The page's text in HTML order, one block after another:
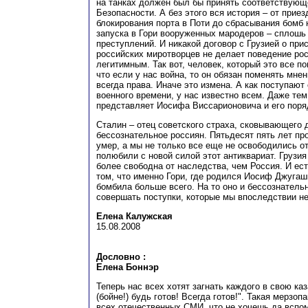
на танках должен был бы принять
Безопасности. А без этого вся история – от
блокирования порта в Поти до сбрасывания бомб
запуска в Гори вооруженных мародеров –
преступлений. И никакой договор с Грузией о
российских миротворцев не делает поведение
легитимным. Так вот, человек, который это все
что если у нас война, то он обязан поменять
всегда права. Иначе это измена. А как
военного времени, у нас известно всем. Даже
представляет Иосифа Виссарионовича и его
Сталин – отец советского страха, сковывающего
бессознательное россиян. Пятьдесят пять лет
умер, а мы не только все еще не освободились
полюбили с новой силой этот антиквариат.
более свободна от наследства, чем Россия. И
том, что именно Гори, где родился Иосиф
бомбила больше всего. На то оно и
совершать поступки, которые мы впоследствии
Елена Калужская
15.08.2008
Дословно :
Елена Боннэр
Теперь нас всех хотят загнать каждого в свою
(бойне!) будь готов! Всегда готов!". Такая